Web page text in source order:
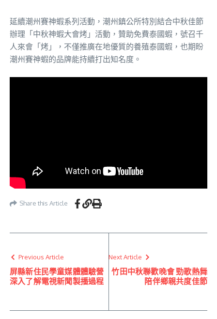
延續潮州賽神蝦系列活動，潮州鎮公所特別結合中秋佳節
辦理「中秋神蝦大會烤」活動，贊助免費泰國蝦，號召千
人來會「烤」，不僅推廣在地優質的養殖泰國蝦，也期盼
潮州賽神蝦的品牌能持續打出知名度。
Share this Article
Previous Article
屏縣新住民學童媒體體驗營
深入了解電視新聞製播過程
Next Article
竹田中秋聯歡晚會 勁歌熱舞
陪伴鄉親共度佳節